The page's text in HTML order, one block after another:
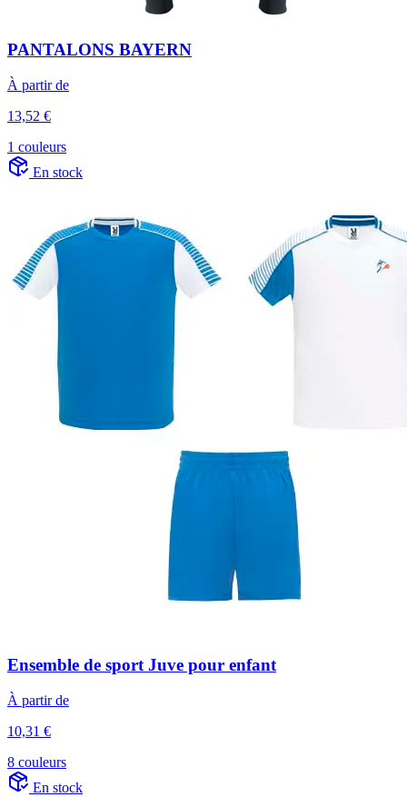
PANTALONS BAYERN
À partir de
13,52 €
1 couleurs
En stock
Ensemble de sport Juve pour enfant
À partir de
10,31 €
8 couleurs
En stock